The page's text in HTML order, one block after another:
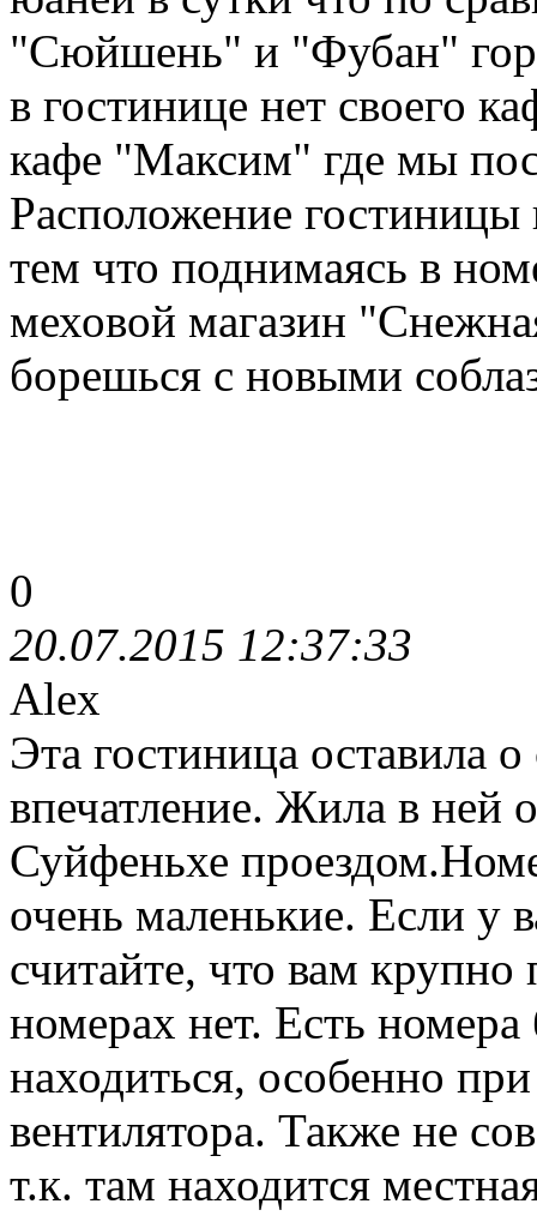
"Сюйшень" и "Фубан"
в гостинице нет своего
кафе "Максим" где мы
Расположение
тем что поднимаясь в
меховой магазин
борешься с новыми
0
20.07.2015 12:37:33
Alex
Эта гостиница оставила
впечатление. Жила в ней
Суйфеньхе
очень маленькие. Если у
считайте, что вам
номерах нет. Есть
находиться, особенно
вентилятора. Также не
т.к. там находится